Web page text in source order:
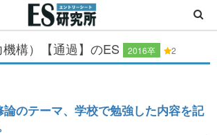
構）【通過】のES 2016卒 2
のテーマ、学校で勉強した内容を記